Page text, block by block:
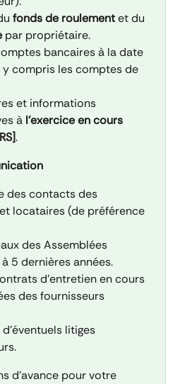
fonds de roulement et du
par propriétaire.
bancaires à la date
compris les comptes de
et informations
à l'exercice en cours
.
des contacts des
locataires (de préférence
des Assemblées
5 dernières années.
d'entretien en cours
des fournisseurs
litiges
d'avance pour votre